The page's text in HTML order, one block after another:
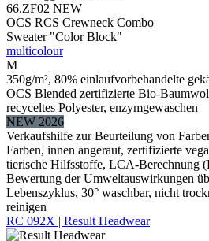
66.ZF02 NEW
OCS RCS Crewneck Combo
Sweater "Color Block"
multicolour
M
350g/m², 80% einlaufvorbehandelte
OCS Blended zertifizierte Bio-
recyceltes Polyester, enzymgewaschen
NEW 2026
Verkaufshilfe zur Beurteilung von
Farben, innen angeraut, zertifizierte
tierische Hilfsstoffe, LCA-Berechnung
Bewertung der Umweltauswirkungen
Lebenszyklus, 30° waschbar, nicht
reinigen
RC 092X | Result Headwear